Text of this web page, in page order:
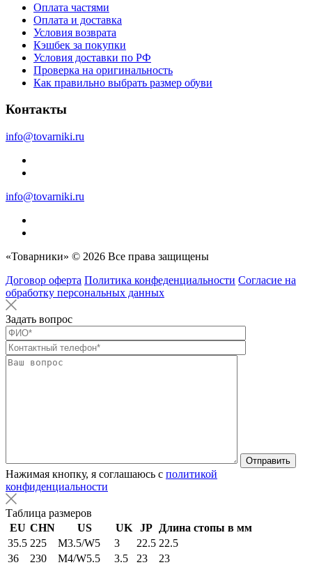
Оплата частями
Оплата и доставка
Условия возврата
Кэшбек за покупки
Условия доставки по РФ
Проверка на оригинальность
Как правильно выбрать размер обуви
Контакты
info@tovarniki.ru
info@tovarniki.ru
«Товарники» © 2026 Все права защищены
Договор оферта Политика конфеденциальности Согласие на
обработку персональных данных
Задать вопрос
Нажимая кнопку, я соглашаюсь с политикой
конфиденциальности
Таблица размеров
EU CHN US UK JP
Длина стопы в мм
35.5 225 M3.5/W5 3 22.5 22.5
36
230 M4/W5.5 3.5 23
23